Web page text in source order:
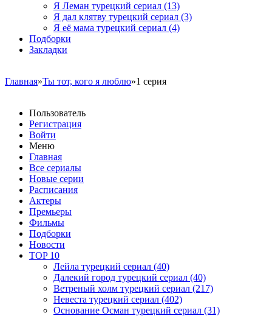
Я Леман турецкий сериал (13)
Я дал клятву турецкий сериал (3)
Я её мама турецкий сериал (4)
Подборки
Закладки
Главная»Ты тот, кого я люблю»1 серия
Пользователь
Регистрация
Войти
Меню
Главная
Все сериалы
Новые серии
Расписания
Актеры
Премьеры
Фильмы
Подборки
Новости
TOP 10
Лейла турецкий сериал (40)
Далекий город турецкий сериал (40)
Ветреный холм турецкий сериал (217)
Невеста турецкий сериал (402)
Основание Осман турецкий сериал (31)